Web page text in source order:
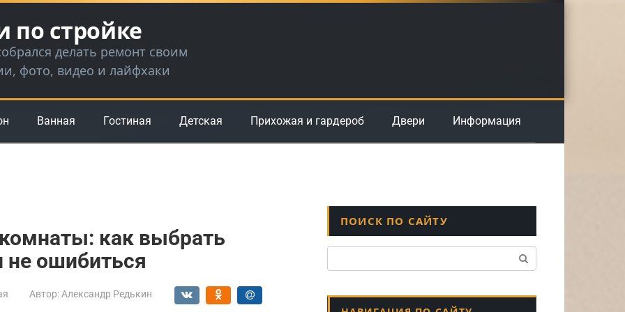
по стройке
делать ремонт своим
фото, видео и лайфхаки
Ванная Гостиная Детская Прихожая и гардероб Двери Информация
как выбрать
не ошибиться
Автор: Александр Редькин
ПОИСК ПО САЙТУ